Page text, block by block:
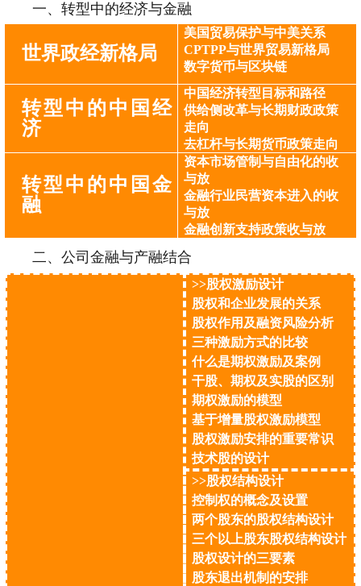
一、转型中的经济与金融
世界政经新格局
美国贸易保护与中美关系
CPTPP与世界贸易新格局
数字货币与区块链
转型中的中国经
济
中国经济转型目标和路径
供给侧改革与长期财政政策
走向
去杠杆与长期货币政策走向
转型中的中国金
融
资本市场管制与自由化的收
与放
金融行业民营资本进入的收
与放
金融创新支持政策收与放
二、公司金融与产融结合
>>股权激励设计
股权和企业发展的关系
股权作用及融资风险分析
三种激励方式的比较
什么是期权激励及案例
干股、期权及实股的区别
期权激励的模型
基于增量股权激励模型
股权激励安排的重要常识
技术股的设计
>>股权结构设计
控制权的概念及设置
两个股东的股权结构设计
三个以上股东股权结构设计
股权设计的三要素
股东退出机制的安排